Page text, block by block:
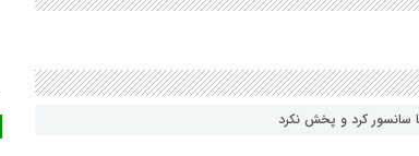
سانسور کرد و پخش نکرد